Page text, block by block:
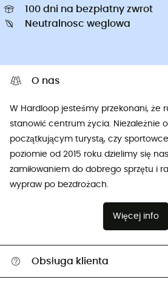
100 dni na bezpłatny zwrot
Neutralnosc weglowa
O nas
W Hardloop jesteśmy przekonani, że
stanowić centrum życia. Niezależnie
początkującym turystą, czy
poziomie od 2015 roku dzielimy się
zamiłowaniem do dobrego sprzętu i
wypraw po bezdrożach.
Więcej info
Obsługa klienta